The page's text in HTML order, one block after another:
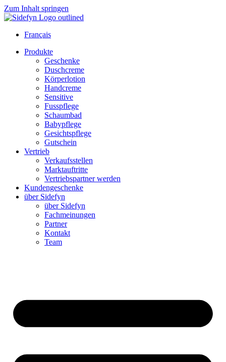
Zum Inhalt springen
Français
Produkte
Geschenke
Duschcreme
Körperlotion
Handcreme
Sensitive
Fusspflege
Schaumbad
Babypflege
Gesichtspflege
Gutschein
Vertrieb
Verkaufsstellen
Marktauftritte
Vertriebspartner werden
Kundengeschenke
über Sidefyn
über Sidefyn
Fachmeinungen
Partner
Kontakt
Team